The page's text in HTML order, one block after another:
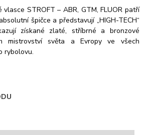
STROFT – ABR, GTM, FLUOR patří
špičce a představují „HIGH-TECH“
získané zlaté, stříbrné a bronzové
mistrovství světa a Evropy ve všech
rybolovu.